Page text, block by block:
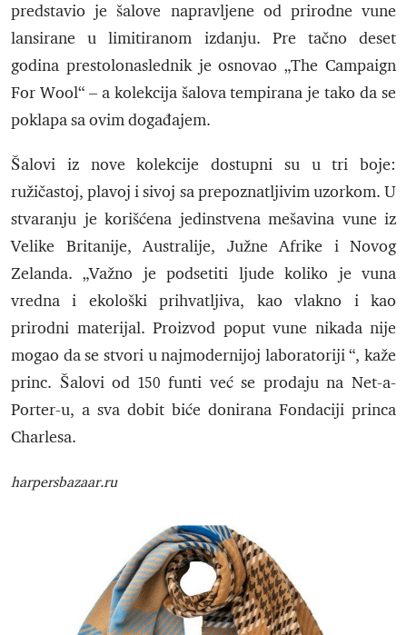
predstavio je šalove napravljene od prirodne vune
lansirane u limitiranom izdanju. Pre tačno deset
godina prestolonaslednik je osnovao „The Campaign
For Wool“ – a kolekcija šalova tempirana je tako da se
poklapa sa ovim događajem.
Šalovi iz nove kolekcije dostupni su u tri boje:
ružičastoj, plavoj i sivoj sa prepoznatljivim uzorkom. U
stvaranju je korišćena jedinstvena mešavina vune iz
Velike Britanije, Australije, Južne Afrike i Novog
Zelanda. „Važno je podsetiti ljude koliko je vuna
vredna i ekološki prihvatljiva, kao vlakno i kao
prirodni materijal. Proizvod poput vune nikada nije
mogao da se stvori u najmodernijoj laboratoriji “, kaže
princ. Šalovi od 150 funti već se prodaju na Net-a-
Porter-u, a sva dobit biće donirana Fondaciji princa
Charlesa.
harpersbazaar.ru